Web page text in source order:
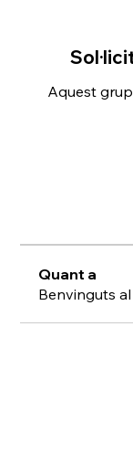
Aquest
Quant a
Benvinguts